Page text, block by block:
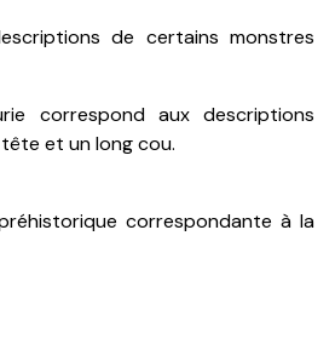
de certains monstres
correspond aux descriptions
et un long cou.
correspondante à la